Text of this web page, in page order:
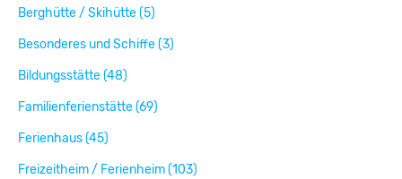
Berghütte / Skihütte (5)
Besonderes und Schiffe (3)
Bildungsstätte (48)
Familienferienstätte (69)
Ferienhaus (45)
Freizeitheim / Ferienheim (103)